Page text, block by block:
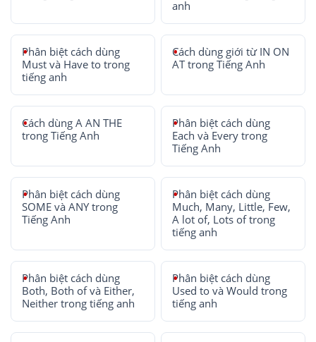
anh
Phân biệt cách dùng
Must và Have to trong
tiếng anh
Cách dùng giới từ IN ON
AT trong Tiếng Anh
Cách dùng A AN THE
trong Tiếng Anh
Phân biệt cách dùng
Each và Every trong
Tiếng Anh
Phân biệt cách dùng
SOME và ANY trong
Tiếng Anh
Phân biệt cách dùng
Much, Many, Little, Few,
A lot of, Lots of trong
tiếng anh
Phân biệt cách dùng
Both, Both of và Either,
Neither trong tiếng anh
Phân biệt cách dùng
Used to và Would trong
tiếng anh